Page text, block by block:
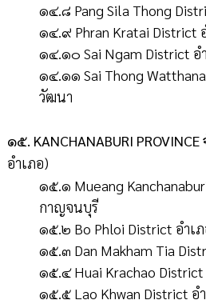
๑๔.๘ Pang Sila Thong
๑๔.๙ Phran Kratai District
๑๔.๑๐ Sai Ngam District อ
๑๔.๑๑ Sai Thong
วัฒนา
๑๕. KANCHANABURI
อำเภอ)
๑๕.๑ Mueang
กาญจนบุรี
๑๕.๒ Bo Phloi District อำเ
๑๕.๓ Dan Makham Tia
๑๕.๔ Huai Krachao District
๑๕.๕ Lao Khwan District อ